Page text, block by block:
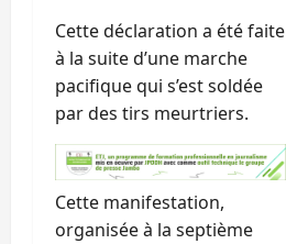
Cette déclaration a été faite
à la suite d’une marche
pacifique qui s’est soldée
par des tirs meurtriers.
Cette manifestation,
organisée à la septième